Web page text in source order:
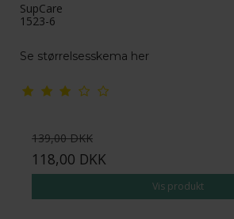
SupCare
1523-6
Se størrelsesskema her
139,00 DKK
118,00 DKK
Vis produkt